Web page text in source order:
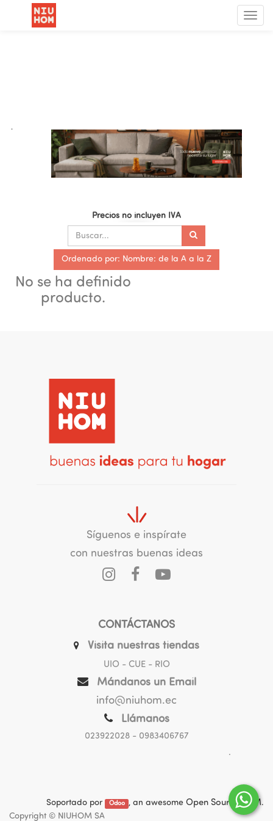
Menú
de
.
Precios no incluyen IVA
Ordenado por: Nombre: de la A a la Z
No se ha definido
producto.
Síguenos e inspírate
con nuestras buenas ideas
CONTÁCTANOS
Visita nuestras tiendas
UIO - CUE - RIO
Mándanos un Email
info@niuhom.ec
Llámanos
023922028- 0983406767
.
Soportado por Odoo , an awesome Open Source CRM.
Copyright © NIUHOM SA